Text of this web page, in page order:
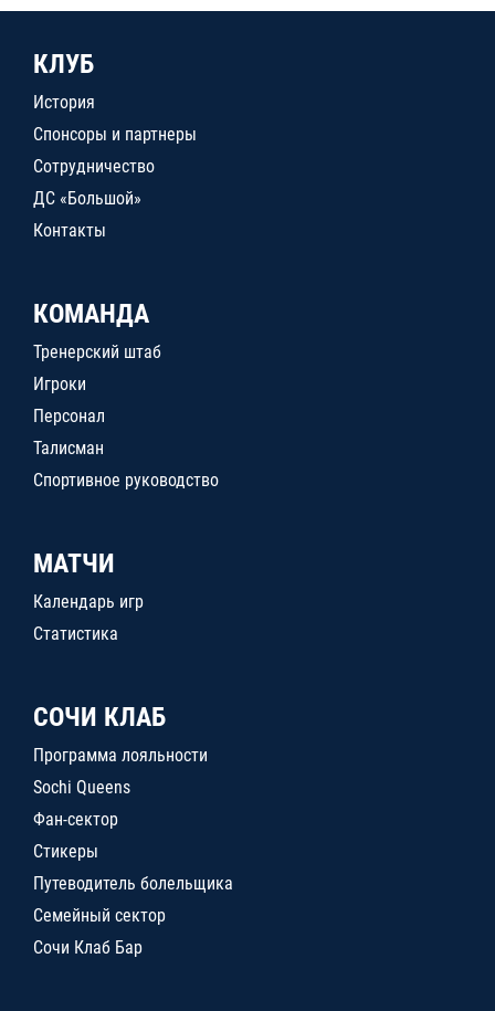
КЛУБ
История
Спонсоры и партнеры
Сотрудничество
ДС «Большой»
Контакты
КОМАНДА
Тренерский штаб
Игроки
Персонал
Талисман
Спортивное руководство
МАТЧИ
Календарь игр
Статистика
СОЧИ КЛАБ
Программа лояльности
Sochi Queens
Фан-сектор
Стикеры
Путеводитель болельщика
Семейный сектор
Сочи Клаб Бар